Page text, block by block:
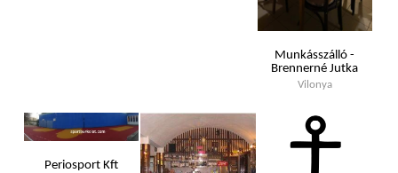
Munkásszálló -
Brennerné Jutka
Vilonya
Periosport Kft